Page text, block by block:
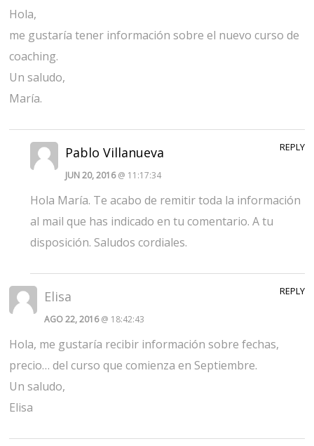
Hola,
me gustaría tener información sobre el nuevo curso de
coaching.
Un saludo,
María.
Pablo Villanueva
JUN 20, 2016@ 11:17:34
Hola María. Te acabo de remitir toda la información
al mail que has indicado en tu comentario. A tu
disposición. Saludos cordiales.
REPLY
Elisa
AGO 22, 2016@ 18:42:43
Hola, me gustaría recibir información sobre fechas,
precio… del curso que comienza en Septiembre.
Un saludo,
Elisa
REPLY